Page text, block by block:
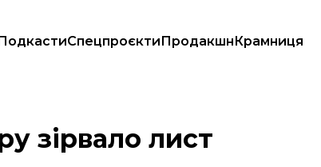
СпецпроєктиПродакшнКрамниця
зірвало лист